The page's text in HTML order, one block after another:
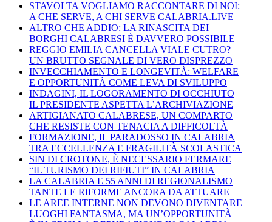
STAVOLTA VOGLIAMO RACCONTARE DI NOI:
A CHE SERVE, A CHI SERVE CALABRIA.LIVE
ALTRO CHE ADDIO: LA RINASCITA DEI
BORGHI CALABRESI È DAVVERO POSSIBILE
REGGIO EMILIA CANCELLA VIALE CUTRO?
UN BRUTTO SEGNALE DI VERO DISPREZZO
INVECCHIAMENTO E LONGEVITÀ: WELFARE
E OPPORTUNITÀ COME LEVA DI SVILUPPO
INDAGINI, IL LOGORAMENTO DI OCCHIUTO
IL PRESIDENTE ASPETTA L’ARCHIVIAZIONE
ARTIGIANATO CALABRESE, UN COMPARTO
CHE RESISTE CON TENACIA A DIFFICOLTÀ
FORMAZIONE, IL PARADOSSO IN CALABRIA
TRA ECCELLENZA E FRAGILITÀ SCOLASTICA
SIN DI CROTONE, È NECESSARIO FERMARE
“IL TURISMO DEI RIFIUTI” IN CALABRIA
LA CALABRIA E 55 ANNI DI REGIONALISMO
TANTE LE RIFORME ANCORA DA ATTUARE
LE AREE INTERNE NON DEVONO DIVENTARE
LUOGHI FANTASMA, MA UN’OPPORTUNITÀ